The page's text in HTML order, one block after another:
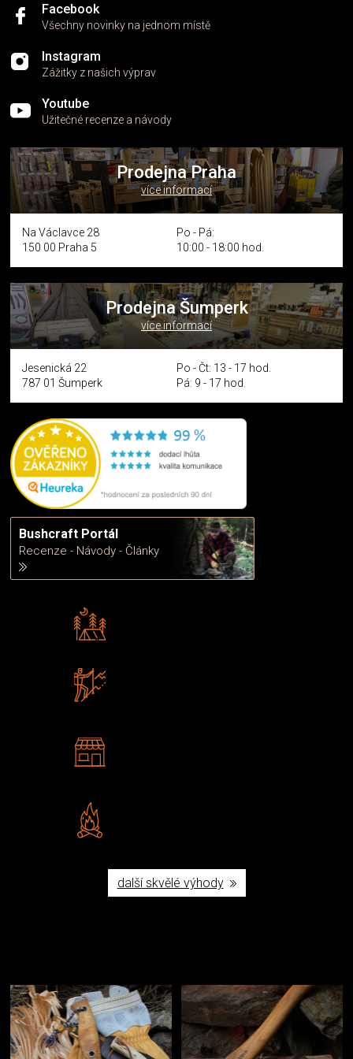
s
Facebook
Všechny novinky na jednom místě
Instagram
Zážitky z našich výprav
Youtube
Užitečné recenze a návody
Prodejna Praha
více informací
Na Václavce 28
150 00 Praha 5
Po - Pá:
10:00 - 18:00 hod.
Prodejna Šumperk
více informací
Jesenická 22
787 01 Šumperk
Po - Čt: 13 - 17 hod.
Pá: 9 - 17 hod.
Bushcraft Portál
Recenze - Návody - Články
další skvělé výhody